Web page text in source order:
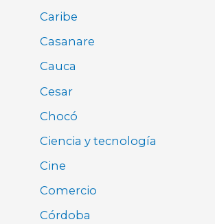
Caribe
Casanare
Cauca
Cesar
Chocó
Ciencia y tecnología
Cine
Comercio
Córdoba